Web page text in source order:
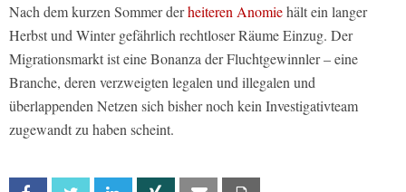
Nach dem kurzen Sommer derheiteren Anomiehält ein langer
Herbst und Winter gefährlich rechtloser Räume Einzug. Der
Migrationsmarkt ist eine Bonanza der Fluchtgewinnler – eine
Branche, deren verzweigten legalen und illegalen und
überlappenden Netzen sich bisher noch kein Investigativteam
zugewandt zu haben scheint.